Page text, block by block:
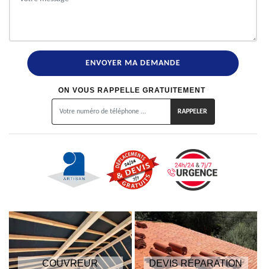
ON VOUS RAPPELLE GRATUITEMENT
COUVREUR
DEVIS RÉPARATION